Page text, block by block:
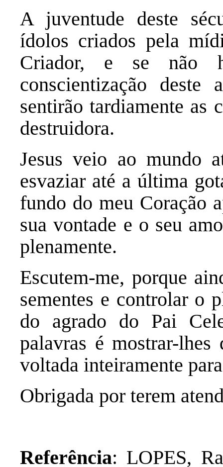
A juventude deste
ídolos criados pela
Criador, e se não
conscientização deste
sentirão tardiamente as
destruidora.
Jesus veio ao mundo
esvaziar até a última
fundo do meu Coração
sua vontade e o seu
plenamente.
Escutem-me, porque
sementes e controlar o
do agrado do Pai
palavras é mostrar-
voltada inteiramente
Obrigada por terem
Referência: LOPES,